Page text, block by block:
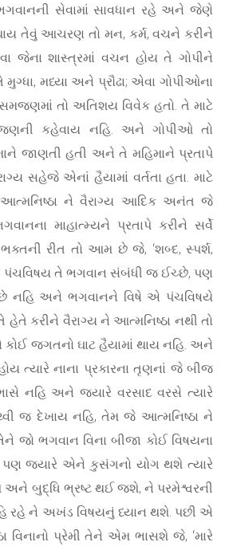
ભગવાનની સેવામાં સાવધાન રહે અને જેણે
તેવું આચરણ તો મન, કર્મ, વચને કરીને
જેના શાસ્ત્રમાં વચન હોય તે ગોપીને
મુગ્ધા, મધ્યા અને પ્રૌઢા; એવા ગોપીઓના
તો અતિશય વિવેક હતો. તે માટે
કહેવાય નહિ. અને ગોપીઓ તો
જાણતી હતી અને તે મહિમાને પ્રતાપે
સહેજે એનાં હૈયામાં વર્તતા હતા. માટે
ને વૈરાગ્ય આદિક અનંત જે
માહાત્મ્યને પ્રતાપે કરીને સર્વે
રીત તો આમ છે જે, ‘શબ્દ, સ્પર્શ,
તે ભગવાન સંબંધી જ ઈચ્છે, પણ
નહિ અને ભગવાનને વિષે એ પંચવિષયે
કરીને વૈરાગ્ય ને આત્મનિષ્ઠા નથી તો
કોઈ જગતનો ઘાટ હૈયામાં થાય નહિ. અને
ત્યારે નાના પ્રકારના તૃણનાં જે બીજ
નહિ અને જ્યારે વરસાદ વરસે ત્યારે
જ દેખાય નહિ, તેમ જે આત્મનિષ્ઠા ને
જો ભગવાન વિના બીજા કોઈ વિષયના
પણ જ્યારે એને કુસંગનો યોગ થશે ત્યારે
અને બુદ્ધિ ભ્રષ્ટ થઈ જશે, ને પરમેશ્વરની
રહે ને અખંડ વિષયનું ધ્યાન થશે. પછી એ
વિનાનો પ્રેમી તેને એમ ભાસશે જે, ‘મારે